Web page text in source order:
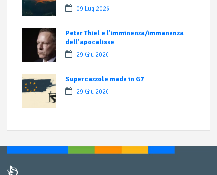
09 Lug 2026
Peter Thiel e l’imminenza/immanenza
dell’apocalisse
29 Giu 2026
Supercazzole made in G7
29 Giu 2026